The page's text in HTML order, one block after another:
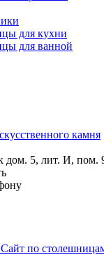
для кухни
для ванной
камня
дом. 5, лит. И, пом.
Сайт по